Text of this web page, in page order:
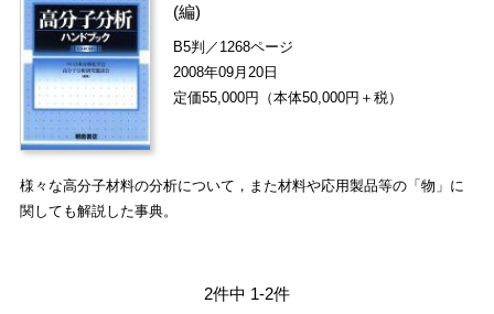
(編)
B5判／1268ページ
2008年09月20日
定価55,000円（本体50,000円＋税）
様々な高分子材料の分析について，また材料や応用製品等の「物」に
関しても解説した事典。
2件中 1-2件